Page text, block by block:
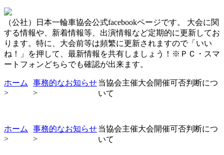
（公社）日本一輪車協会公式facebookページです。 大会に関
する情報や、新着情報等、出演情報など定期的に更新してお
ります。特に、大会前等は頻繁に更新されますので「いい
ね！」を押して、最新情報を共有しましょう！※ＰＣ・スマ
ートフォンどちらでも確認が出来ます。
ホーム
>
事務的なお知らせ
>
当協会主催大会開催可否判断につ
いて
ホーム
>
事務的なお知らせ
>
当協会主催大会開催可否判断につ
いて